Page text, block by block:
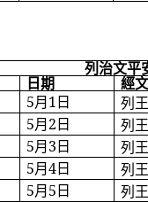
列治文平
日期
經
5月1日
列
5月2日
列
5月3日
列
5月4日
列
5月5日
列